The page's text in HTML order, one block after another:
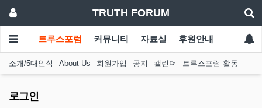
TRUTH FORUM
트루스포럼 커뮤니티 자료실 후원안내
소개/5대인식 About Us 회원가입 공지 캘린더 트루스포럼 활동
로그인